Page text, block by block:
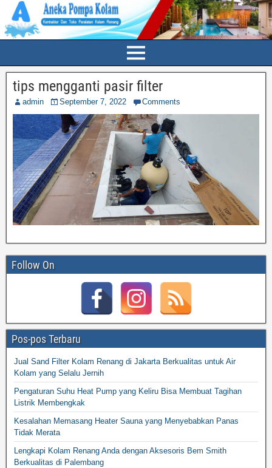
tips mengganti pasir filter
admin September 7, 2022 Comments
Follow On
Pos-pos Terbaru
Jual Sand Filter Kolam Renang di Jakarta Berkualitas untuk Air
Kolam yang Selalu Jernih
Pengaturan Suhu Heat Pump yang Keliru Bisa Membuat Tagihan
Listrik Membengkak
Kesalahan Memasang Heater Sauna yang Menyebabkan Panas
Tidak Merata
Lengkapi Kolam Renang Anda dengan Aksesoris Bem Smith
Berkualitas di Palembang